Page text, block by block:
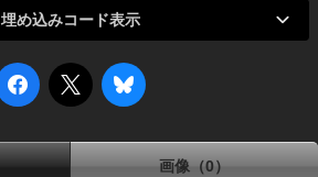
埋め込みコード表示
画像（0）